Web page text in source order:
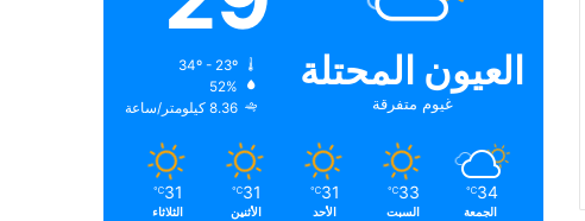
العيون المحتلة
غيوم متفرقة
52%
8.36 كيلومتر/ساعة
34
℃
الجمعة
33
℃
السبت
31
℃
الأحد
31
℃
الأثنين
31
℃
الثلاثاء